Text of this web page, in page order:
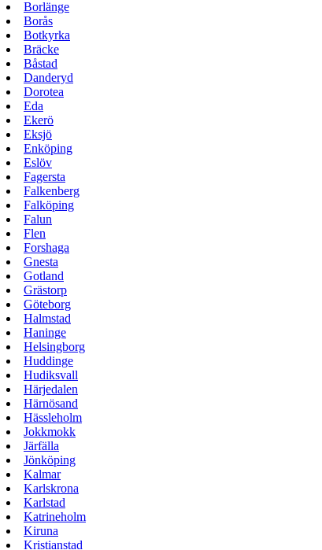
Borlänge
Borås
Botkyrka
Bräcke
Båstad
Danderyd
Dorotea
Eda
Ekerö
Eksjö
Enköping
Eslöv
Fagersta
Falkenberg
Falköping
Falun
Flen
Forshaga
Gnesta
Gotland
Grästorp
Göteborg
Halmstad
Haninge
Helsingborg
Huddinge
Hudiksvall
Härjedalen
Härnösand
Hässleholm
Jokkmokk
Järfälla
Jönköping
Kalmar
Karlskrona
Karlstad
Katrineholm
Kiruna
Kristianstad